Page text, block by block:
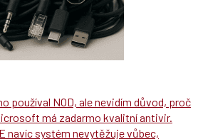
používal NOD, ale nevidím důvod, proč
má zadarmo kvalitní antivir.
navíc systém nevytěžuje vůbec,